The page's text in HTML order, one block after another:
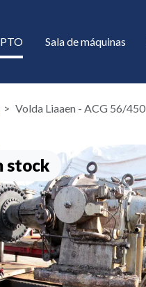
Sala de máquinas
Volda Liaaen - ACG 56/450
stock